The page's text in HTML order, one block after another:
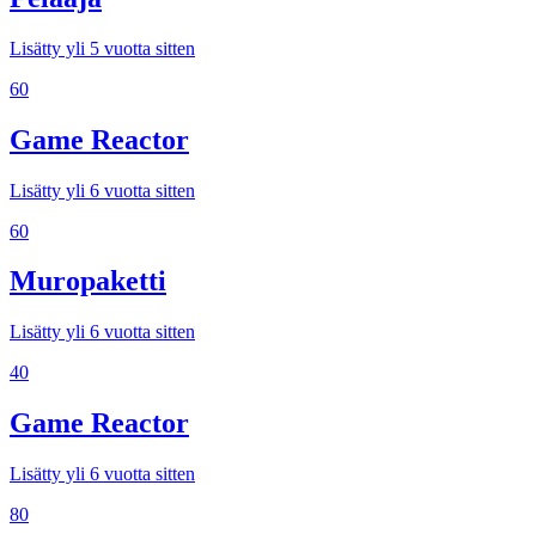
Lisätty yli 5 vuotta sitten
60
Game Reactor
Lisätty yli 6 vuotta sitten
60
Muropaketti
Lisätty yli 6 vuotta sitten
40
Game Reactor
Lisätty yli 6 vuotta sitten
80